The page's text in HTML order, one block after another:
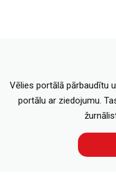
Vēlies portālā pārbaudītu
portālu ar ziedojumu.